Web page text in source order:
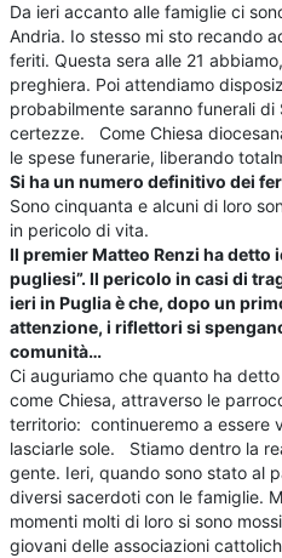
Da ieri accanto alle famiglie ci
Andria. Io stesso mi sto recando
feriti. Questa sera alle 21
preghiera. Poi attendiamo
probabilmente saranno funerali
certezze. Come Chiesa
le spese funerarie, liberando
Si ha un numero definitivo dei
Sono cinquanta e alcuni di loro
in pericolo di vita.
Il premier Matteo Renzi ha detto
pugliesi”. Il pericolo in casi di
ieri in Puglia è che, dopo un
attenzione, i riflettori si
comunità…
Ci auguriamo che quanto ha
come Chiesa, attraverso le
territorio: continueremo a essere
lasciarle sole. Stiamo dentro la
gente. Ieri, quando sono stato al
diversi sacerdoti con le famiglie.
momenti molti di loro si sono
giovani delle associazioni